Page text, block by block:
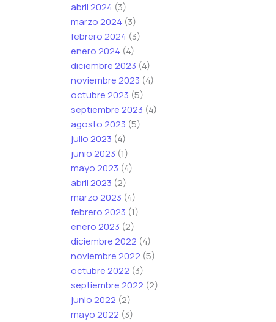
abril 2024 (3)
marzo 2024 (3)
febrero 2024 (3)
enero 2024 (4)
diciembre 2023 (4)
noviembre 2023 (4)
octubre 2023 (5)
septiembre 2023 (4)
agosto 2023 (5)
julio 2023 (4)
junio 2023 (1)
mayo 2023 (4)
abril 2023 (2)
marzo 2023 (4)
febrero 2023 (1)
enero 2023 (2)
diciembre 2022 (4)
noviembre 2022 (5)
octubre 2022 (3)
septiembre 2022 (2)
junio 2022 (2)
mayo 2022 (3)